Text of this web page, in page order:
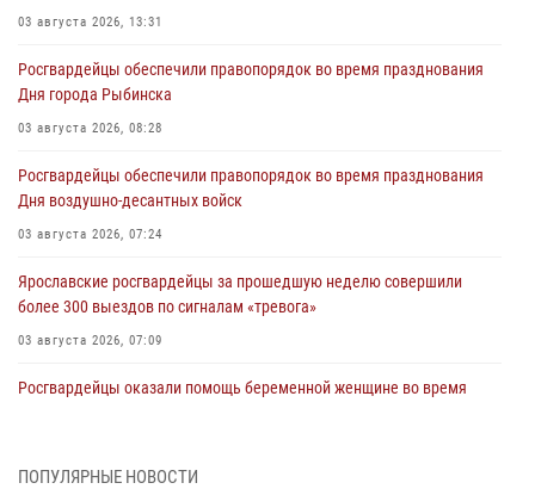
03 августа 2026, 13:31
Росгвардейцы обеспечили правопорядок во время празднования
Дня города Рыбинска
03 августа 2026, 08:28
Росгвардейцы обеспечили правопорядок во время празднования
Дня воздушно-десантных войск
03 августа 2026, 07:24
Ярославские росгвардейцы за прошедшую неделю совершили
более 300 выездов по сигналам «тревога»
03 августа 2026, 07:09
Росгвардейцы оказали помощь беременной женщине во время
ПОПУЛЯРНЫЕ НОВОСТИ